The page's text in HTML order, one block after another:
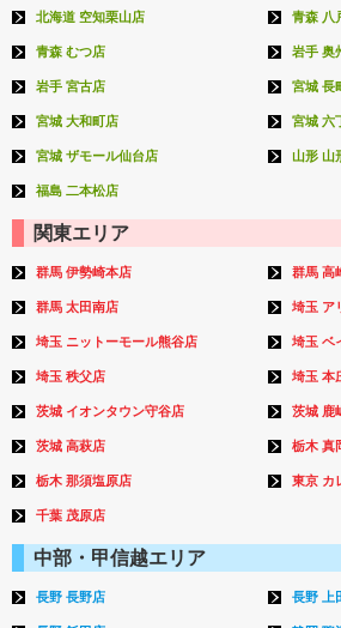
北海道 空知栗山店 青森 八
青森 むつ店 岩手 奥
岩手 宮古店 宮城 長
宮城 大和町店 宮城 六
宮城 ザモール仙台店 山形 山
福島 二本松店
関東エリア
群馬 伊勢崎本店 群馬 高
群馬 太田南店 埼玉 ア
埼玉 ニットーモール熊谷店 埼玉 ベ
埼玉 秩父店 埼玉 本
茨城 イオンタウン守谷店 茨城 鹿
茨城 高萩店 栃木 真
栃木 那須塩原店 東京 カ
千葉 茂原店
中部・甲信越エリア
長野 長野店 長野 上